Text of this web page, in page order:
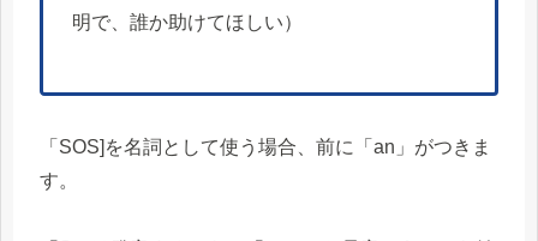
明で、誰か助けてほしい）
「SOS]を名詞として使う場合、前に「an」がつきま
す。